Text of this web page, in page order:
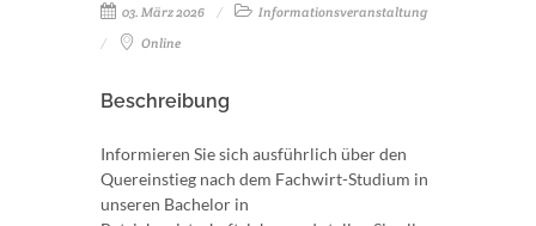
03. März 2026
Informationsveranstaltung
Online
Beschreibung
Informieren Sie sich ausführlich über den
Quereinstieg nach dem Fachwirt-Studium in
unseren Bachelor in